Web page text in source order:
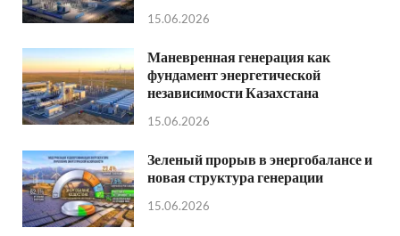
15.06.2026
Маневренная генерация как
фундамент энергетической
независимости Казахстана
15.06.2026
Зеленый прорыв в энергобалансе и
новая структура генерации
15.06.2026